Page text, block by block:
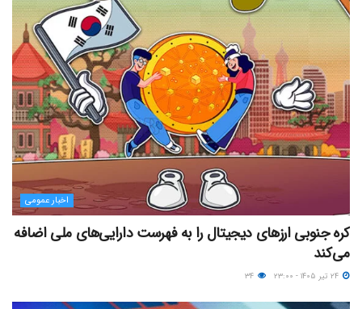
اخبار عمومی
کره جنوبی ارزهای دیجیتال را به فهرست دارایی‌های ملی اضافه
می‌کند